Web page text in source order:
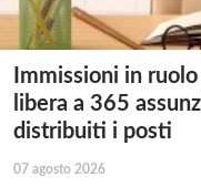
Immissioni in
libera a 365
distribuiti i posti
07 agosto 2026